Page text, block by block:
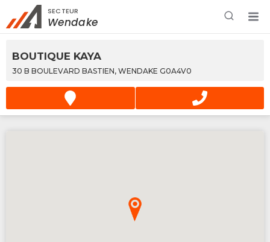
Rechercher à proximité - Entreprise / Rabais /
Services
SECTEUR
Wendake
BOUTIQUE KAYA
30 B BOULEVARD BASTIEN, WENDAKE G0A4V0